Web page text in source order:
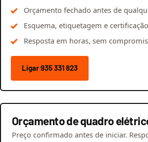
Orçamento fechado antes de
Esquema, etiquetagem e
Resposta em horas, sem
Ligar 935 331 823
Orçamento de quadro
Preço confirmado antes de iniciar.